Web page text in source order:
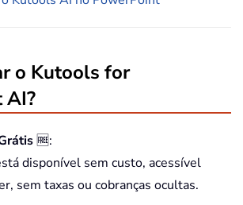
o Kutools for
AI?
🆓:
disponível sem custo, acessível
sem taxas ou cobranças ocultas.